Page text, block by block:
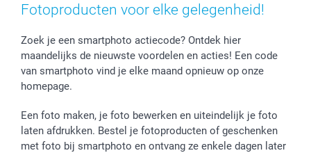
Fotoproducten voor elke gelegenheid!
Zoek je een smartphoto actiecode? Ontdek hier
maandelijks de nieuwste voordelen en acties! Een code
van smartphoto vind je elke maand opnieuw op onze
homepage.
Een foto maken, je foto bewerken en uiteindelijk je foto
laten afdrukken. Bestel je fotoproducten of geschenken
met foto bij smartphoto en ontvang ze enkele dagen later